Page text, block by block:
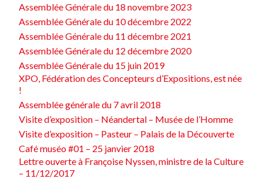
Assemblée Générale du 18 novembre 2023
Assemblée Générale du 10 décembre 2022
Assemblée Générale du 11 décembre 2021
Assemblée Générale du 12 décembre 2020
Assemblée Générale du 15 juin 2019
XPO, Fédération des Concepteurs d’Expositions, est née
!
Assemblée générale du 7 avril 2018
Visite d’exposition – Néandertal – Musée de l’Homme
Visite d’exposition – Pasteur – Palais de la Découverte
Café muséo #01 – 25 janvier 2018
Lettre ouverte à Françoise Nyssen, ministre de la Culture
– 11/12/2017